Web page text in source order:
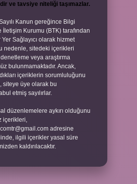
ve tavsiye niteliği taşımazlar.
Kanun gereğince Bilgi
İletişim Kurumu (BTK) tarafından
Sağlayıcı olarak hizmet
nedenle, sitedeki içerikleri
veya araştırma
bulunmamaktadır. Ancak,
içeriklerin sorumluluğunu
siteye üye olarak bu
etmiş sayılırlar.
düzenlemelere aykırı olduğunu
içerikleri,
adresine
ilgili içerikler yasal süre
kaldırılacaktır.